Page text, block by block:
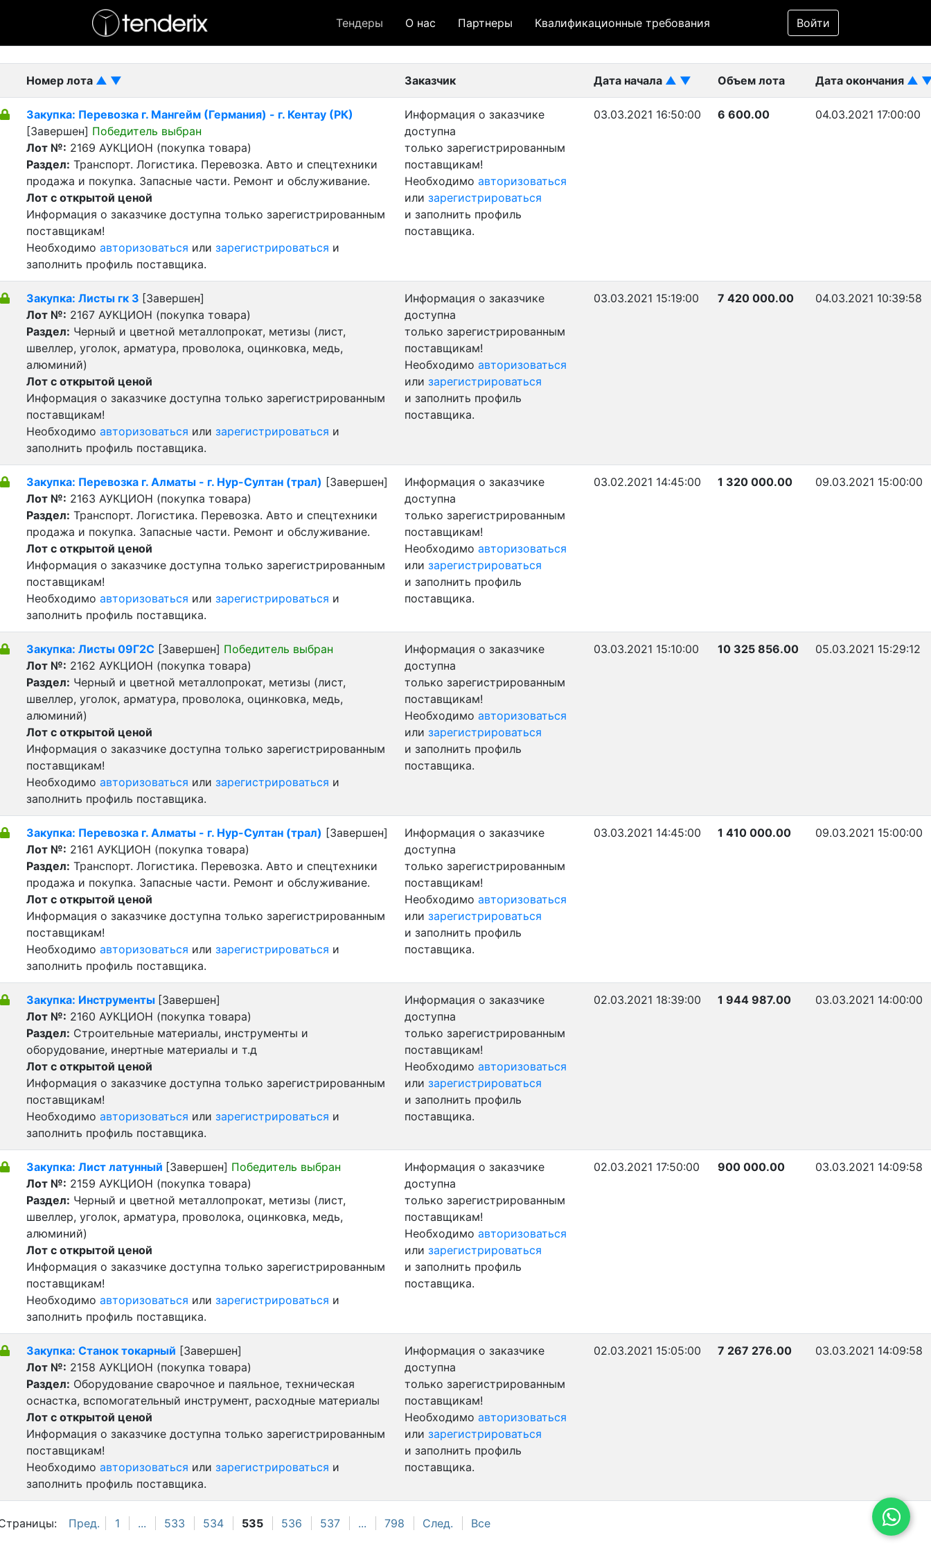
Тендеры О нас Партнеры Квалификационные требования Войти
Фильтр
- Завершенный лот
Пред. 1 ... 533 534 535 536 537 ... 798 След. Все
Номер лота ▲ ▼ Заказчик Дата начала ▲ ▼ Объем лота Дата окончания ▲
Закупка: Перевозка г. Мангейм (Германия) - г. Кентау (РК)
[Завершен] Победитель выбран
Лот №: 2169 АУКЦИОН (покупка товара)
Раздел: Транспорт. Логистика. Перевозка. Авто и спецтехники
продажа и покупка. Запасные части. Ремонт и обслуживание.
Лот с открытой ценой
Информация о заказчике доступна только зарегистрированным
поставщикам!
Необходимо авторизоваться или зарегистрироваться и
заполнить профиль поставщика.
Информация о заказчике
доступна
только зарегистрированным
поставщикам!
Необходимо авторизоваться
или зарегистрироваться
и заполнить профиль
поставщика.
03.03.2021 16:50:00 6 600.00 04.03.2021 17:00:00
Закупка: Листы гк 3 [Завершен]
Лот №: 2167 АУКЦИОН (покупка товара)
Раздел: Черный и цветной металлопрокат, метизы (лист,
швеллер, уголок, арматура, проволока, оцинковка, медь,
алюминий)
Лот с открытой ценой
Информация о заказчике доступна только зарегистрированным
поставщикам!
Необходимо авторизоваться или зарегистрироваться и
заполнить профиль поставщика.
Информация о заказчике
доступна
только зарегистрированным
поставщикам!
Необходимо авторизоваться
или зарегистрироваться
и заполнить профиль
поставщика.
03.03.2021 15:19:00 7 420 000.00 04.03.2021 10:39:58
Закупка: Перевозка г. Алматы - г. Нур-Султан (трал) [Завершен]
Лот №: 2163 АУКЦИОН (покупка товара)
Раздел: Транспорт. Логистика. Перевозка. Авто и спецтехники
продажа и покупка. Запасные части. Ремонт и обслуживание.
Лот с открытой ценой
Информация о заказчике доступна только зарегистрированным
поставщикам!
Необходимо авторизоваться или зарегистрироваться и
заполнить профиль поставщика.
Информация о заказчике
доступна
только зарегистрированным
поставщикам!
Необходимо авторизоваться
или зарегистрироваться
и заполнить профиль
поставщика.
03.02.2021 14:45:00 1 320 000.00 09.03.2021 15:00:00
Закупка: Листы 09Г2С [Завершен] Победитель выбран
Лот №: 2162 АУКЦИОН (покупка товара)
Раздел: Черный и цветной металлопрокат, метизы (лист,
швеллер, уголок, арматура, проволока, оцинковка, медь,
алюминий)
Лот с открытой ценой
Информация о заказчике доступна только зарегистрированным
поставщикам!
Необходимо авторизоваться или зарегистрироваться и
заполнить профиль поставщика.
Информация о заказчике
доступна
только зарегистрированным
поставщикам!
Необходимо авторизоваться
или зарегистрироваться
и заполнить профиль
поставщика.
03.03.2021 15:10:00 10 325 856.00 05.03.2021 15:29:12
Закупка: Перевозка г. Алматы - г. Нур-Султан (трал) [Завершен]
Лот №: 2161 АУКЦИОН (покупка товара)
Раздел: Транспорт. Логистика. Перевозка. Авто и спецтехники
продажа и покупка. Запасные части. Ремонт и обслуживание.
Лот с открытой ценой
Информация о заказчике доступна только зарегистрированным
поставщикам!
Необходимо авторизоваться или зарегистрироваться и
заполнить профиль поставщика.
Информация о заказчике
доступна
только зарегистрированным
поставщикам!
Необходимо авторизоваться
или зарегистрироваться
и заполнить профиль
поставщика.
03.03.2021 14:45:00 1 410 000.00 09.03.2021 15:00:00
Закупка: Инструменты [Завершен]
Лот №: 2160 АУКЦИОН (покупка товара)
Раздел: Строительные материалы, инструменты и
оборудование, инертные материалы и т.д
Лот с открытой ценой
Информация о заказчике доступна только зарегистрированным
поставщикам!
Необходимо авторизоваться или зарегистрироваться и
заполнить профиль поставщика.
Информация о заказчике
доступна
только зарегистрированным
поставщикам!
Необходимо авторизоваться
или зарегистрироваться
и заполнить профиль
поставщика.
02.03.2021 18:39:00 1 944 987.00 03.03.2021 14:00:00
Закупка: Лист латунный [Завершен] Победитель выбран
Лот №: 2159 АУКЦИОН (покупка товара)
Раздел: Черный и цветной металлопрокат, метизы (лист,
швеллер, уголок, арматура, проволока, оцинковка, медь,
алюминий)
Лот с открытой ценой
Информация о заказчике доступна только зарегистрированным
поставщикам!
Необходимо авторизоваться или зарегистрироваться и
заполнить профиль поставщика.
Информация о заказчике
доступна
только зарегистрированным
поставщикам!
Необходимо авторизоваться
или зарегистрироваться
и заполнить профиль
поставщика.
02.03.2021 17:50:00 900 000.00 03.03.2021 14:09:58
Закупка: Станок токарный [Завершен]
Лот №: 2158 АУКЦИОН (покупка товара)
Раздел: Оборудование сварочное и паяльное, техническая
оснастка, вспомогательный инструмент, расходные материалы
Лот с открытой ценой
Информация о заказчике доступна только зарегистрированным
поставщикам!
Необходимо авторизоваться или зарегистрироваться и
заполнить профиль поставщика.
Информация о заказчике
доступна
только зарегистрированным
поставщикам!
Необходимо авторизоваться
или зарегистрироваться
и заполнить профиль
поставщика.
02.03.2021 15:05:00 7 267 276.00 03.03.2021 14:09:58